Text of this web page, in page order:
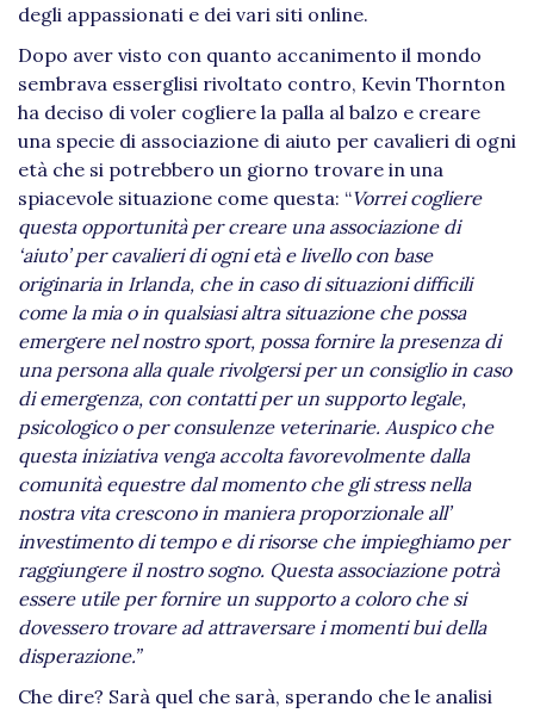
degli appassionati e dei vari siti online.
Dopo aver visto con quanto accanimento il mondo
sembrava esserglisi rivoltato contro, Kevin Thornton
ha deciso di voler cogliere la palla al balzo e creare
una specie di associazione di aiuto per cavalieri di ogni
età che si potrebbero un giorno trovare in una
spiacevole situazione come questa: “Vorrei cogliere
questa opportunità per creare una associazione di
‘aiuto’ per cavalieri di ogni età e livello con base
originaria in Irlanda, che in caso di situazioni difficili
come la mia o in qualsiasi altra situazione che possa
emergere nel nostro sport, possa fornire la presenza di
una persona alla quale rivolgersi per un consiglio in caso
di emergenza, con contatti per un supporto legale,
psicologico o per consulenze veterinarie. Auspico che
questa iniziativa venga accolta favorevolmente dalla
comunità equestre dal momento che gli stress nella
nostra vita crescono in maniera proporzionale all’
investimento di tempo e di risorse che impieghiamo per
raggiungere il nostro sogno. Questa associazione potrà
essere utile per fornire un supporto a coloro che si
dovessero trovare ad attraversare i momenti bui della
disperazione.”
Che dire? Sarà quel che sarà, sperando che le analisi